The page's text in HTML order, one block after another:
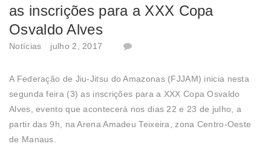
as inscrições para a XXX Copa
Osvaldo Alves
Notícias julho 2, 2017
A Federação de Jiu-Jitsu do Amazonas (FJJAM) inicia nesta
segunda feira (3) as inscrições para a XXX Copa Osvaldo
Alves, evento que acontecerá nos dias 22 e 23 de julho, a
partir das 9h, na Arena Amadeu Teixeira, zona Centro-Oeste
de Manaus.